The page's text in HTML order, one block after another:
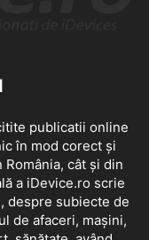
publicatii online
în mod corect și
cât și din
a iDevice.ro scrie
despre subiecte de
de afaceri, mașini,